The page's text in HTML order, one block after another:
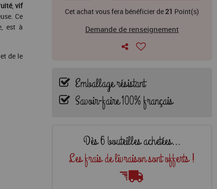
, vif
Ce
est à
de le
Cet achat vous fera bénéficier de21 Point(s)
Demande de renseignement
Emballage résistant
Savoir-faire 100% français
Dès 6 bouteilles achetées...
Les frais de livraison sont offerts !